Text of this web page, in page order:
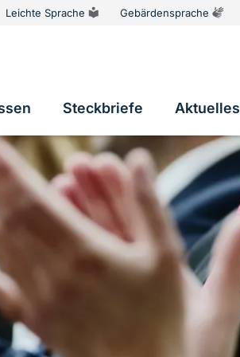
Leichte Sprache Gebärdensprache
Steckbriefe Aktuelles